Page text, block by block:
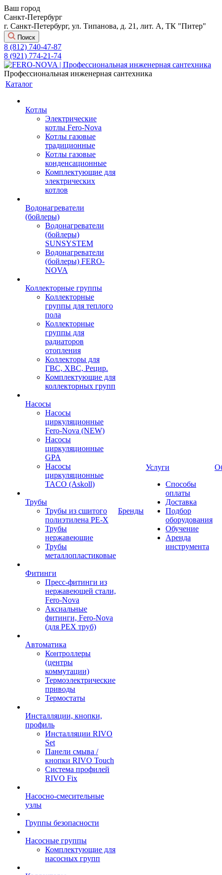
Ваш город
Санкт-Петербург
г. Санкт-Петербург, ул. Типанова, д. 21, лит. А, ТК "Питер"
Поиск
8 (812) 740-47-87
8 (921) 774-21-74
Профессиональная инженерная сантехника
Каталог
Котлы
Электрические
котлы Fero-Nova
Котлы газовые
традиционные
Котлы газовые
конденсационные
Комплектующие для
электрических
котлов
Водонагреватели
(бойлеры)
Водонагреватели
(бойлеры)
SUNSYSTEM
Водонагреватели
(бойлеры) FERO-
NOVA
Коллекторные группы
Коллекторные
группы для теплого
пола
Коллекторные
группы для
радиаторов
отопления
Коллекторы для
ГВС, ХВС, Рецир.
Комплектующие для
коллекторных групп
Насосы
Насосы
циркуляционные
Fero-Nova (NEW)
Насосы
циркуляционные
GPA
Насосы
циркуляционные
TACO (Askoll)
Трубы
Трубы из сшитого
полиэтилена PE-X
Трубы
нержавеющие
Трубы
металлопластиковые
Фитинги
Пресс-фитинги из
нержавеющей стали,
Fero-Nova
Аксиальные
фитинги, Fero-Nova
(для PEX труб)
Автоматика
Контроллеры
(центры
коммутации)
Термоэлектрические
приводы
Термостаты
Инсталляции, кнопки,
профиль
Инсталляции RIVO
Set
Панели смыва /
кнопки RIVO Touch
Система профилей
RIVO Fix
Насосно-смесительные
узлы
Группы безопасности
Насосные группы
Комплектующие для
насосных групп
Бренды
Услуги
Способы
оплаты
Доставка
Подбор
оборудования
Обучение
Аренда
инструмента